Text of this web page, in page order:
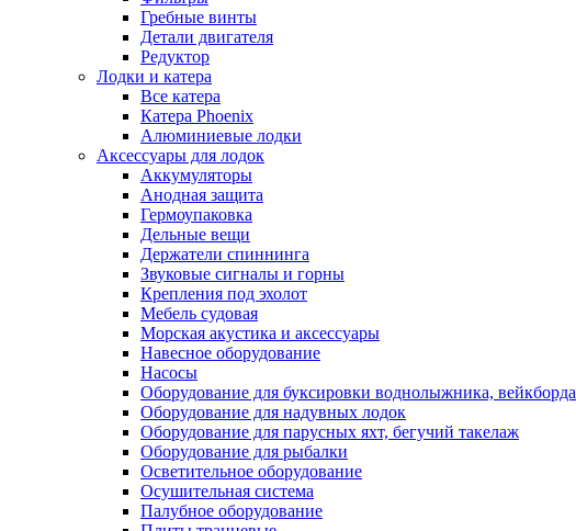
Гребные винты
Детали двигателя
Редуктор
Лодки и катера
Все катера
Катера Phoenix
Алюминиевые лодки
Аксессуары для лодок
Аккумуляторы
Анодная защита
Гермоупаковка
Дельные вещи
Держатели спиннинга
Звуковые сигналы и горны
Крепления под эхолот
Мебель судовая
Морская акустика и аксессуары
Навесное оборудование
Насосы
Оборудование для буксировки воднолыжника, вейкборда
Оборудование для надувных лодок
Оборудование для парусных яхт, бегучий такелаж
Оборудование для рыбалки
Осветительное оборудование
Осушительная система
Палубное оборудование